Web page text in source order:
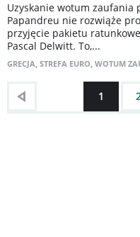
Uzyskanie wotum zaufania
Papandreu nie rozwiąże
przyjęcie pakietu
Pascal Delwitt. To,...
GRECJA, STREFA EURO, WOTUM
1